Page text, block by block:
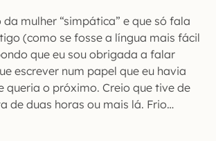
mulher “simpática” e que só fala
(como se fosse a língua mais fácil
que eu sou obrigada a falar
escrever num papel que eu havia
queria o próximo. Creio que tive de
de duas horas ou mais lá. Frio…